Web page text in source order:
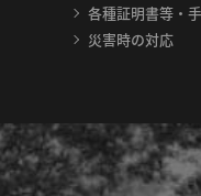
各種証明書等・
災害時の対応